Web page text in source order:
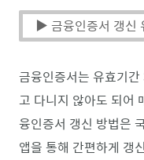
▶ 금융인증서 갱신
금융인증서는 유효기
고 다니지 않아도 되어
융인증서 갱신 방법은
앱을 통해 간편하게 갱